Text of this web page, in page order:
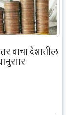
वाचा देशातील